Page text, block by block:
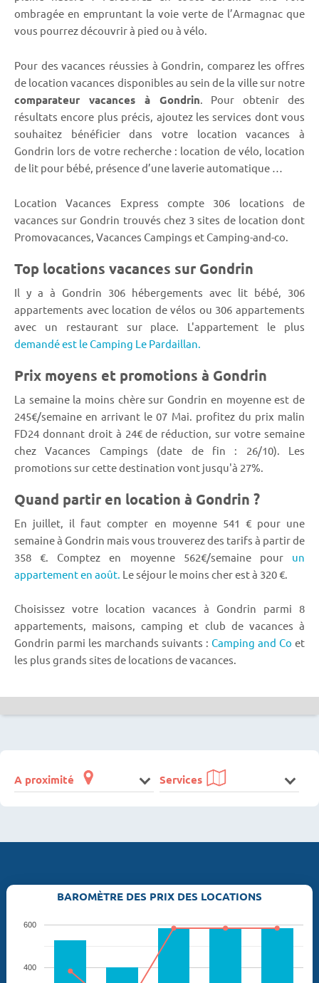
ombragée en empruntant la voie verte de l’Armagnac que
vous pourrez découvrir à pied ou à vélo.
Pour des vacances réussies à Gondrin, comparez les offres
de location vacances disponibles au sein de la ville sur notre
comparateur vacances à Gondrin. Pour obtenir des
résultats encore plus précis, ajoutez les services dont vous
souhaitez bénéficier dans votre location vacances à
Gondrin lors de votre recherche : location de vélo, location
de lit pour bébé, présence d’une laverie automatique …
Location Vacances Express compte 306 locations de
vacances sur Gondrin trouvés chez 3 sites de location dont
Promovacances, Vacances Campings et Camping-and-co.
Top locations vacances sur Gondrin
Il y a à Gondrin 306 hébergements avec lit bébé, 306
appartements avec location de vélos ou 306 appartements
avec un restaurant sur place. L'appartement le plus
demandé est le Camping Le Pardaillan.
Prix moyens et promotions à Gondrin
La semaine la moins chère sur Gondrin en moyenne est de
245€/semaine en arrivant le 07 Mai. profitez du prix malin
FD24 donnant droit à 24€ de réduction, sur votre semaine
chez Vacances Campings (date de fin : 26/10). Les
promotions sur cette destination vont jusqu'à 27%.
Quand partir en location à Gondrin ?
En juillet, il faut compter en moyenne 541 € pour une
semaine à Gondrin mais vous trouverez des tarifs à partir de
358 €. Comptez en moyenne 562€/semaine pour un
appartement en août. Le séjour le moins cher est à 320 €.
Choisissez votre location vacances à Gondrin parmi 8
appartements, maisons, camping et club de vacances à
Gondrin parmi les marchands suivants : Camping and Co et
les plus grands sites de locations de vacances.
A proximité Services
BAROMÈTRE DES PRIX DES LOCATIONS
400
600